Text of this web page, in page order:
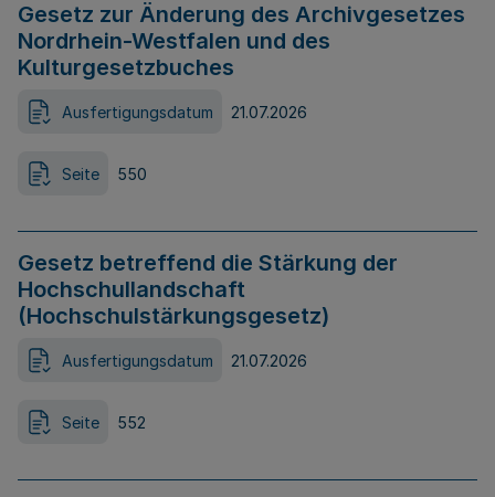
Gesetz zur Änderung des Archivgesetzes
Nordrhein-Westfalen und des
Kulturgesetzbuches
Ausfertigungsdatum 21.07.2026
Seite 550
Gesetz betreffend die Stärkung der
Hochschullandschaft
(Hochschulstärkungsgesetz)
Ausfertigungsdatum 21.07.2026
Seite 552